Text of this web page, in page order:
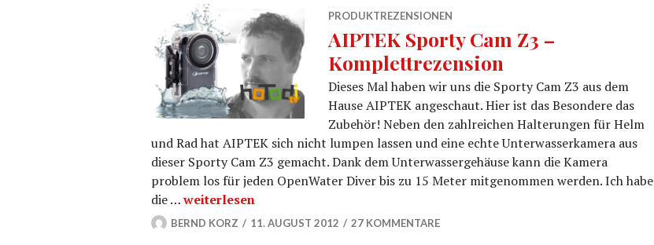
PRODUKTREZENSIONEN
AIPTEK Sporty Cam Z3 –
Komplettrezension
Dieses Mal haben wir uns die Sporty Cam Z3 aus dem
Hause AIPTEK angeschaut. Hier ist das Besondere das
Zubehör! Neben den zahlreichen Halterungen für Helm
und Rad hat AIPTEK sich nicht lumpen lassen und eine echte Unterwasserkamera aus
dieser Sporty Cam Z3 gemacht. Dank dem Unterwassergehäuse kann die Kamera
problem los für jeden OpenWater Diver bis zu 15 Meter mitgenommen werden. Ich habe
die …AIPTEK Sporty Cam Z3 – Komplettrezension
weiterlesen
BERND KORZ 11. AUGUST 2012 27 KOMMENTARE